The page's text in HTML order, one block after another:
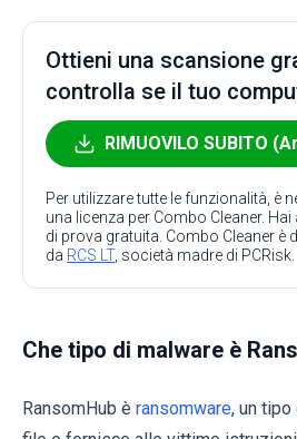
Ottieni una scansione
controlla se il tuo
RIMUOVILO SUBITO
Per utilizzare tutte le funzionalità, è
una licenza per Combo Cleaner.
di prova gratuita. Combo Cleaner è
da RCS LT, società madre di PCRisk.
Che tipo di malware è
RansomHub è ransomware, un